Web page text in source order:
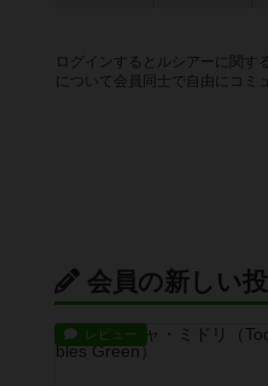
ログインするとルシアーに関
について会員同士で自由にコミ
会員の新しい
レビュー